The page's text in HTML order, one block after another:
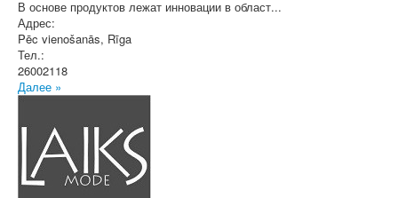
В основе продуктов лежат инновации в област...
Адрес:
Pēc vienošanās, Rīga
Тел.:
26002118
Далее »